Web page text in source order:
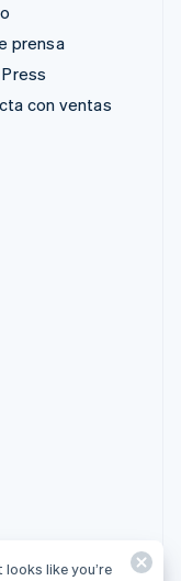
prensa
con ventas
like you’re